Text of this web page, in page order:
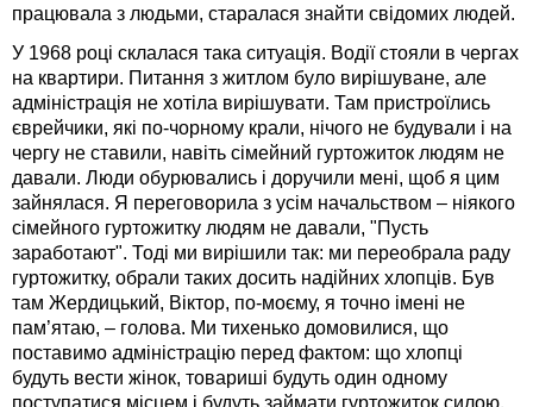
працювала з людьми, старалася знайти свідомих людей.
У 1968 році склалася така ситуація. Водії стояли в чергах
на квартири. Питання з житлом було вирішуване, але
адміністрація не хотіла вирішувати. Там пристроїлись
єврейчики, які по-чорному крали, нічого не будували і на
чергу не ставили, навіть сімейний гуртожиток людям не
давали. Люди обурювались і доручили мені, щоб я цим
зайнялася. Я переговорила з усім начальством – ніякого
сімейного гуртожитку людям не давали, "Пусть
заработают". Тоді ми вирішили так: ми переобрала раду
гуртожитку, обрали таких досить надійних хлопців. Був
там Жердицький, Віктор, по-моєму, я точно імені не
пам’ятаю, – голова. Ми тихенько домовилися, що
поставимо адміністрацію перед фактом: що хлопці
будуть вести жінок, товариші будуть один одному
поступатися місцем і будуть займати гуртожиток силою.